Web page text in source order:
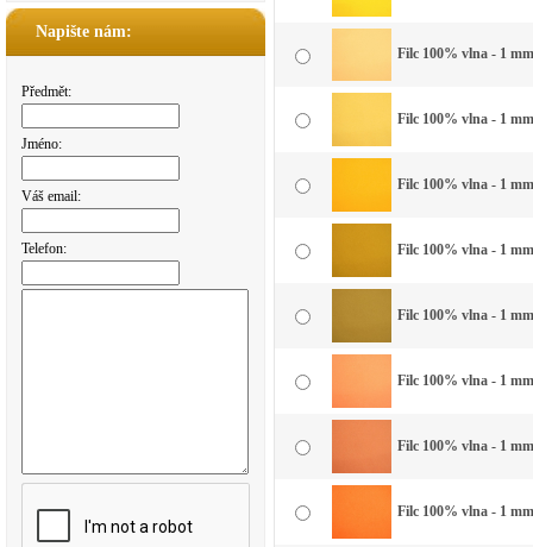
Napište nám:
Předmět:
Jméno:
Váš email:
Telefon:
Filc 100% vlna - 1
Filc 100% vlna - 1
Filc 100% vlna - 1
Filc 100% vlna - 1
Filc 100% vlna - 1
Filc 100% vlna - 1
Filc 100% vlna - 1
Filc 100% vlna - 1